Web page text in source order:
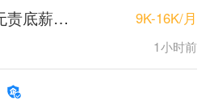
写字楼租赁（永久无责底薪+师傅带教） 9K-16K/月
1小时前